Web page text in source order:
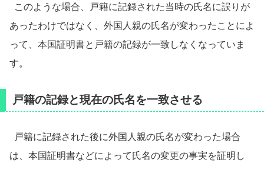
このような場合、戸籍に記録された当時の氏名に誤りが
あったわけではなく、外国人親の氏名が変わったことによ
って、本国証明書と戸籍の記録が一致しなくなっていま
す。
戸籍の記録と現在の氏名を一致させる
戸籍に記録された後に外国人親の氏名が変わった場合
は、本国証明書などによって氏名の変更の事実を証明し